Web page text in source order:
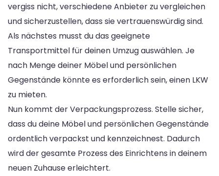
vergiss nicht, verschiedene Anbieter zu vergleichen
und sicherzustellen, dass sie vertrauenswürdig sind.
Als nächstes musst du das geeignete
Transportmittel für deinen Umzug auswählen. Je
nach Menge deiner Möbel und persönlichen
Gegenstände könnte es erforderlich sein, einen LKW
zu mieten.
Nun kommt der Verpackungsprozess. Stelle sicher,
dass du deine Möbel und persönlichen Gegenstände
ordentlich verpackst und kennzeichnest. Dadurch
wird der gesamte Prozess des Einrichtens in deinem
neuen Zuhause erleichtert.